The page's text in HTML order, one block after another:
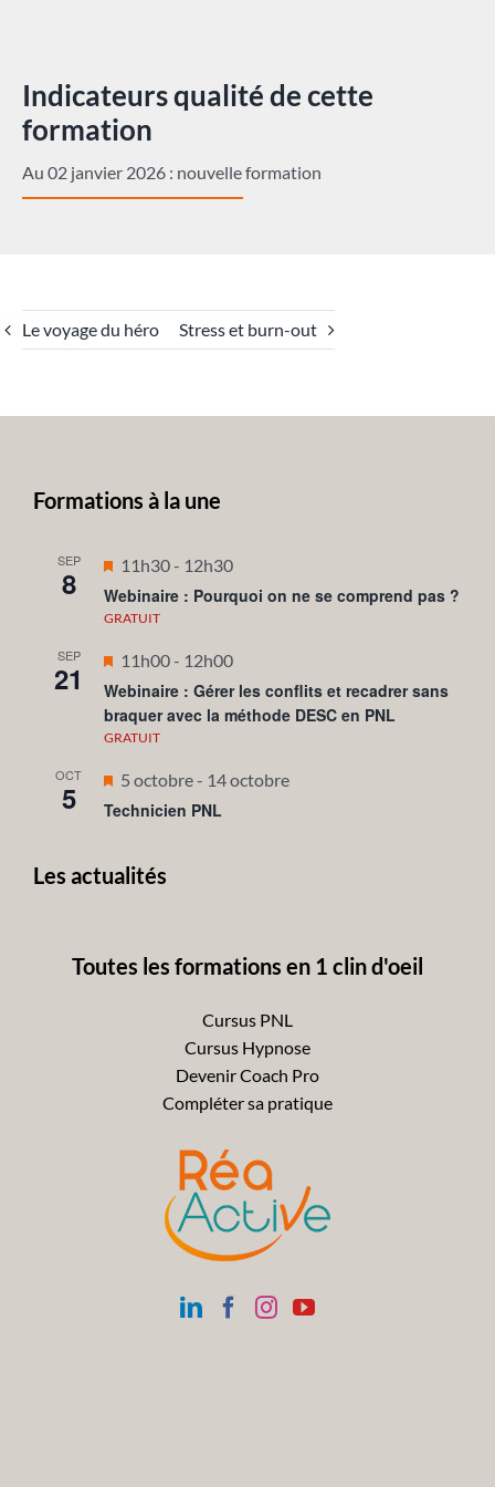
Indicateurs qualité de cette
formation
Au 02 janvier 2026 : nouvelle formation
Le voyage du héro Stress et burn-out
Formations à la une
SEP
8
Mis
en
avant
11h30- 12h30
Webinaire : Pourquoi on ne se comprend pas ?
GRATUIT
SEP
21
Mis
en
avant
11h00- 12h00
Webinaire : Gérer les conflits et recadrer sans
braquer avec la méthode DESC en PNL
GRATUIT
OCT
5
Mis
en
5 octobre- 14 octobre
Technicien PNL
Les actualités
Toutes les formations en 1 clin d'oeil
Cursus PNL
Cursus Hypnose
Devenir Coach Pro
Compléter sa pratique